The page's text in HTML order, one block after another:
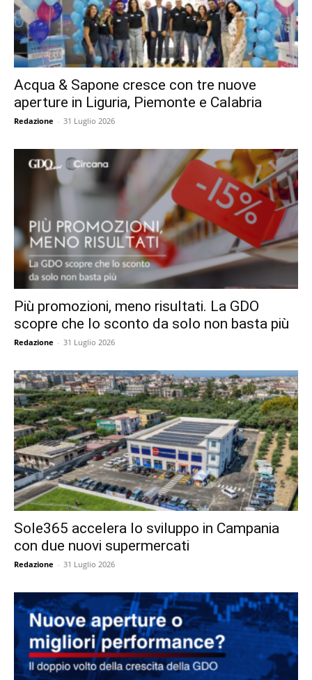
Acqua & Sapone cresce con tre nuove
aperture in Liguria, Piemonte e Calabria
Redazione - 31 Luglio 2026
Più promozioni, meno risultati. La GDO
scopre che lo sconto da solo non basta più
Redazione - 31 Luglio 2026
Sole365 accelera lo sviluppo in Campania
con due nuovi supermercati
Redazione - 31 Luglio 2026